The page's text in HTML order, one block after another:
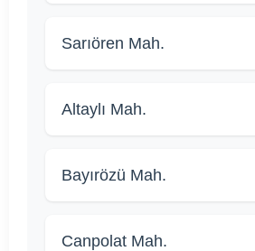
Sarıören Mah.
Altaylı Mah.
Bayırözü Mah.
Canpolat Mah.